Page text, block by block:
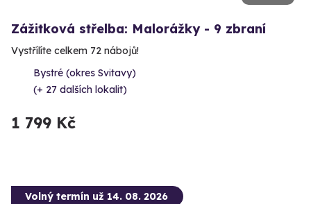
Zážitková střelba: Malorážky - 9 zbraní
Vystřílíte celkem 72 nábojů!
Bystré (okres Svitavy)
(+ 27 dalších lokalit)
1 799 Kč
Volný termín už 14. 08. 2026